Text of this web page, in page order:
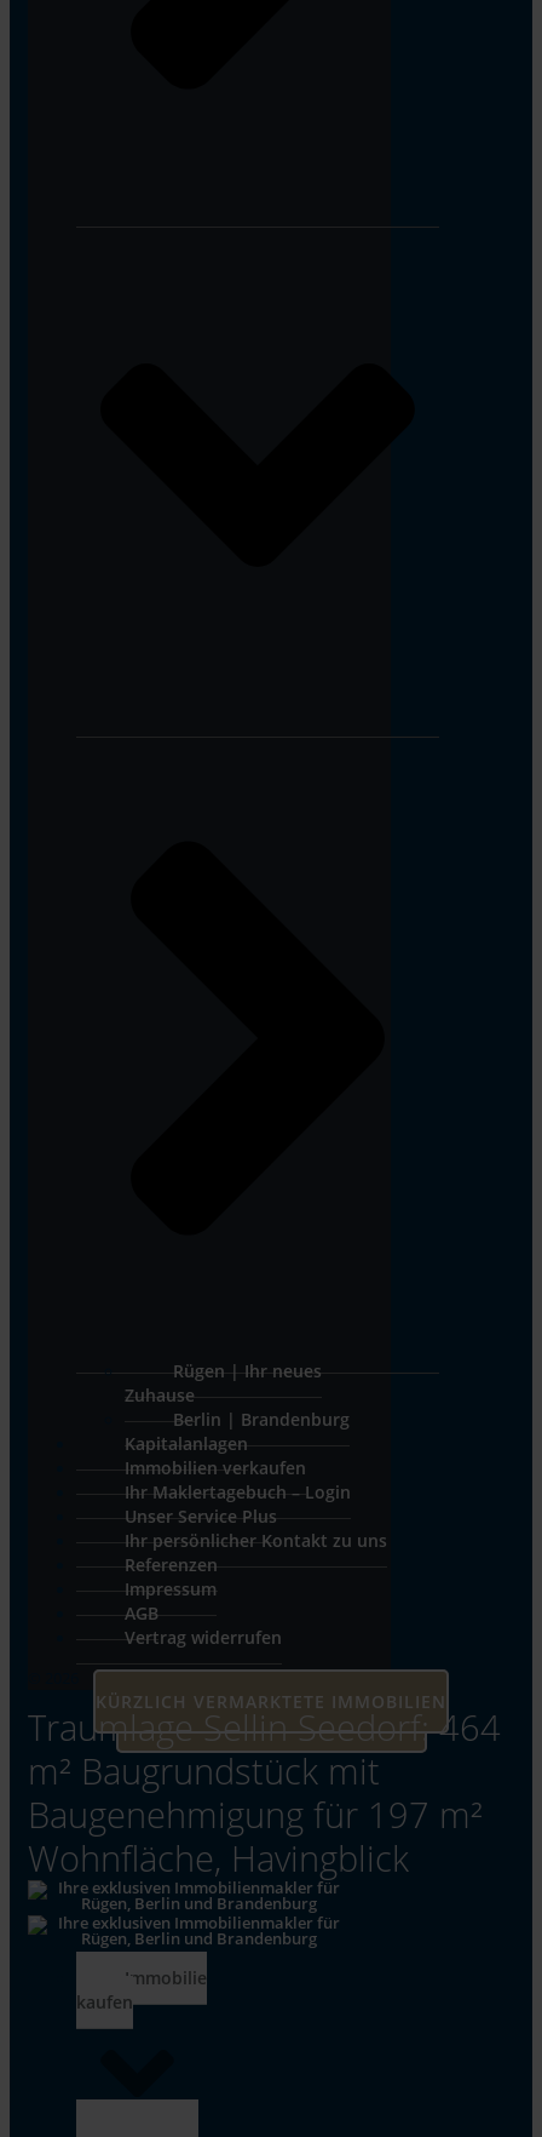
Rügen | Ihr neues
Zuhause
Berlin | Brandenburg
Kapitalanlagen
Immobilien verkaufen
Ihr Maklertagebuch – Login
Unser Service Plus
Ihr persönlicher Kontakt zu uns
Referenzen
Impressum
AGB
Vertrag widerrufen
UNSERE AKTUELLEN IMMOBILIEN
KÜRZLICH VERMARKTETE IMMOBILIEN
Traumlage Sellin Seedorf: 464
m² Baugrundstück mit
Baugenehmigung für 197 m²
Wohnfläche, Havingblick
Immobilie
kaufen